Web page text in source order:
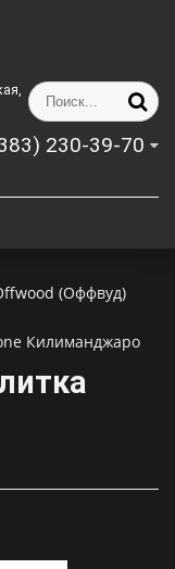
230-39-70
(Оффвуд)
Килиманджаро